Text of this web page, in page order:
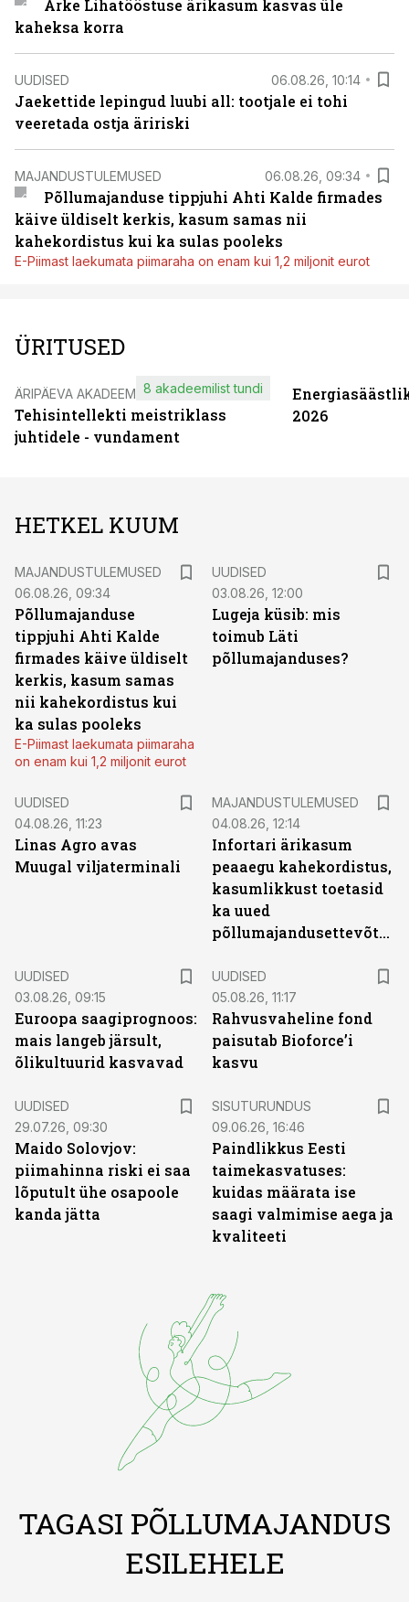
Arke Lihatööstuse ärikasum kasvas üle
kaheksa korra
UUDISED 06.08.26, 10:14
Jaekettide lepingud luubi all: tootjale ei tohi
veeretada ostja äririski
MAJANDUSTULEMUSED 06.08.26, 09:34
Põllumajanduse tippjuhi Ahti Kalde firmades
käive üldiselt kerkis, kasum samas nii
kahekordistus kui ka sulas pooleks
E-Piimast laekumata piimaraha on enam kui 1,2 miljonit eurot
ÜRITUSED
ÄRIPÄEVA AKADEEMIA
Tehisintellekti meistriklass
juhtidele - vundament
8 akadeemilist tundi
2026
HETKEL KUUM
MAJANDUSTULEMUSED
06.08.26, 09:34
Põllumajanduse
tippjuhi Ahti Kalde
firmades käive üldiselt
kerkis, kasum samas
nii kahekordistus kui
ka sulas pooleks
E-Piimast laekumata piimaraha
on enam kui 1,2 miljonit eurot
UUDISED
03.08.26, 12:00
Lugeja küsib: mis
toimub Läti
põllumajanduses?
UUDISED
04.08.26, 11:23
Linas Agro avas
Muugal viljaterminali
MAJANDUSTULEMUSED
04.08.26, 12:14
Infortari ärikasum
peaaegu kahekordistus,
kasumlikkust toetasid
ka uued
põllumajandusettevõtted
UUDISED
03.08.26, 09:15
Euroopa saagiprognoos:
mais langeb järsult,
õlikultuurid kasvavad
UUDISED
05.08.26, 11:17
Rahvusvaheline fond
paisutab Bioforce’i
kasvu
UUDISED
29.07.26, 09:30
Maido Solovjov:
piimahinna riski ei saa
lõputult ühe osapoole
kanda jätta
SISUTURUNDUS
09.06.26, 16:46
Paindlikkus Eesti
taimekasvatuses:
kuidas määrata ise
saagi valmimise aega ja
kvaliteeti
TAGASI PÕLLUMAJANDUS
ESILEHELE